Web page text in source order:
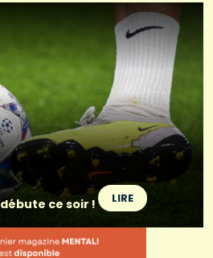
ce soir !
LIRE